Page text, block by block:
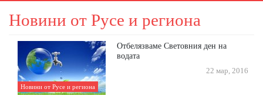
Новини от Русе и региона
Новини от Русе и региона
Отбелязваме Световния ден на
водата
22 мар, 2016